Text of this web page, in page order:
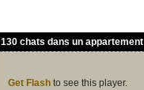
130 chats dans un appartement
Get Flash to see this player.